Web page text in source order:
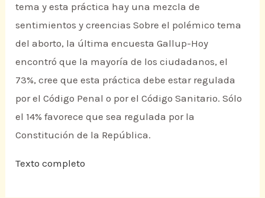
tema y esta práctica hay una mezcla de
sentimientos y creencias Sobre el polémico tema
del aborto, la última encuesta Gallup-Hoy
encontró que la mayoría de los ciudadanos, el
73%, cree que esta práctica debe estar regulada
por el Código Penal o por el Código Sanitario. Sólo
el 14% favorece que sea regulada por la
Constitución de la República.
Texto completo